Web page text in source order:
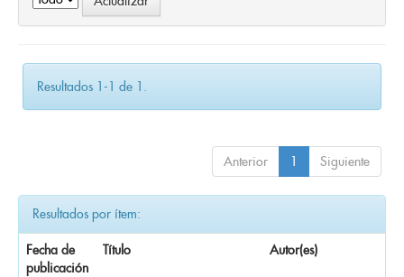
Resultados 1-1 de 1.
Anterior 1 Siguiente
Resultados por ítem:
Fecha de
publicación
Título Autor(es)